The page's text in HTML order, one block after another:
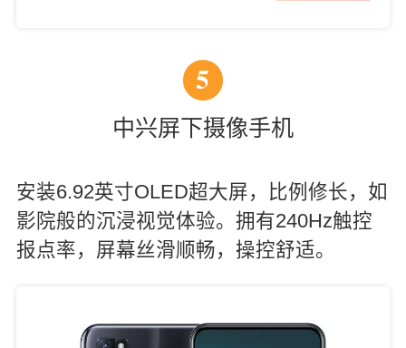
5
中兴屏下摄像手机
安装6.92英寸OLED超大屏，比例修长，如
影院般的沉浸视觉体验。拥有240Hz触控
报点率，屏幕丝滑顺畅，操控舒适。